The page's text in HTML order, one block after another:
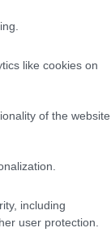
like cookies on
of the website
including
user protection.